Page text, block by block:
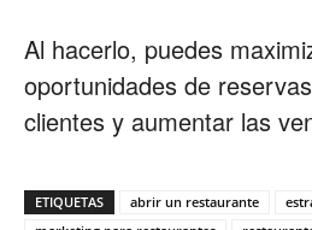
Al hacerlo, puedes
oportunidades de
clientes y aumentar las
ETIQUETAS abrir un restaurante